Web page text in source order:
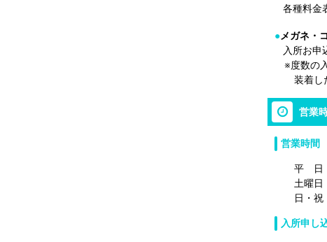
各種料金
●メガネ・
入所お申
※度数の
装着した
営業
営業時間
平 日 9
土曜日
日・祝
入所申し